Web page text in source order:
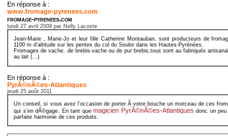
En réponse à :
www.fromage-pyrenees.com
fromage-pyrenees.com
lundi 27 avril 2009 par Nelly Lacoste
Jean-Marie , Marie-Jo et leur fille Catherine Montauban, sont producteurs de
1100 m d’altitude sur les pentes du col du Soulor dans les Hautes-Pyrénées.
Fromages de vache, de brebis-vache ou de pur brebis,tous sont au fabriqués
au lait (...)
En réponse à :
PyrÃ©nÃ©es-Atlantiques
jeudi 25 août 2011
Un conseil, si vous avez l’occasion de porter Ã votre bouche un morceau de ces
qui s’en dÃ©gage. En tant quemagicien PyrÃ©nÃ©es-Atlantiques donc un
parfaite harmonie de ces produits.